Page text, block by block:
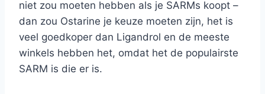
niet zou moeten hebben als je SARMs koopt –
dan zou Ostarine je keuze moeten zijn, het is
veel goedkoper dan Ligandrol en de meeste
winkels hebben het, omdat het de populairste
SARM is die er is.